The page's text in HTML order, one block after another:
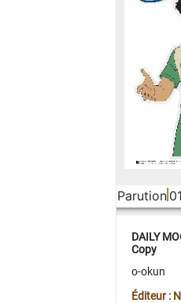
Parution
DAILY
Copy
o-okun
Éditeur :